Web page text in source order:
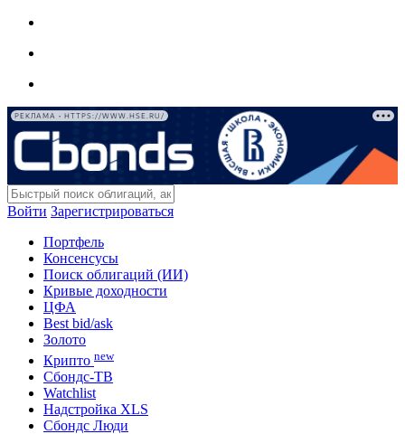
РЕКЛАМА • HTTPS://WWW.HSE.RU/
Войти Зарегистрироваться
Портфель
Консенсусы
Поиск облигаций (ИИ)
Кривые доходности
ЦФА
Best bid/ask
Золото
Крипто new
Сбондс-ТВ
Watchlist
Надстройка XLS
Сбондс Люди